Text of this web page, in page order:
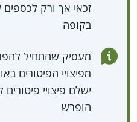
זכאי אך ורק
בקופה
מפיצויי הפיטורים
ישלם פיצויי
הופרש